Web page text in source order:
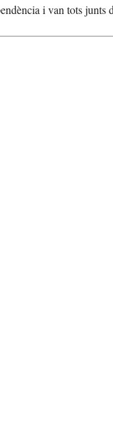
i van tots junts